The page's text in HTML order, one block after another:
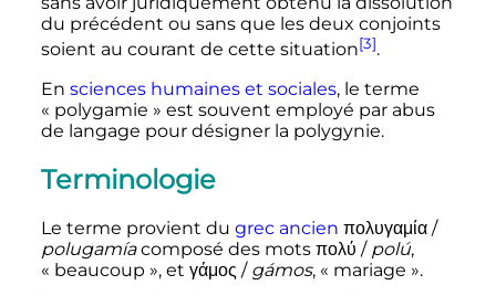
du précédent ou sans que les deux conjoints
soient au courant de cette situation[3].
En sciences humaines et sociales, le terme
« polygamie » est souvent employé par abus
de langage pour désigner la polygynie.
Terminologie
Le terme provient du grec ancien πολυγαμία /
polugamíacomposé des mots πολύ / polú,
« beaucoup », et γάμος / gámos, « mariage ».